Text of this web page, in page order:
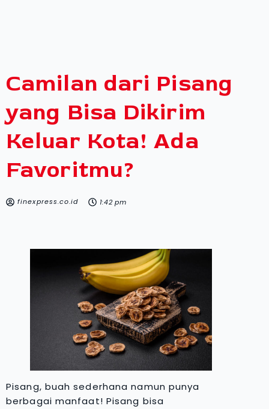
Camilan dari Pisang
yang Bisa Dikirim
Keluar Kota! Ada
Favoritmu?
finexpress.co.id 1:42 pm
Pisang, buah sederhana namun punya
berbagai manfaat! Pisang bisa